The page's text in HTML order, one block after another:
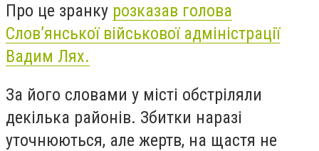
Про це зранку розказав голова
Слов’янської військової адміністрації
Вадим Лях.
За його словами у місті обстріляли
декілька районів. Збитки наразі
уточнюються, але жертв, на щастя не